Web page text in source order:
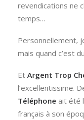
revendications ne
temps…
Personnellement,
mais quand c’est
Et Argent Trop
l’excellentissime.
Téléphone ait été
français à son